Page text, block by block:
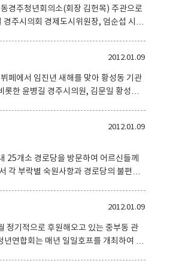
남면장은 다가
경주청년회의소(회장 김헌목) 주관으로
과 건승을 기원하였다. 또한 이 자리를
2012.01.09
페에서 임진년 새해를 맞아 황성동 기관
을 김문일 황성동장과 조성우 황성동예
2012.01.09
25개소 경로당을 방문하여 어르신들께
되었다.
2012.01.09
정기적으로 후원해오고 있는 중부동 관